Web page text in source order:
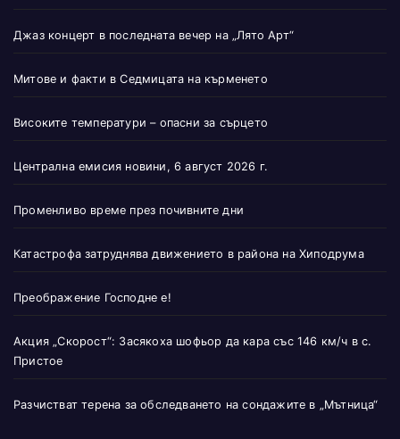
Джаз концерт в последната вечер на „Лято Арт“
Митове и факти в Седмицата на кърменето
Високите температури – опасни за сърцето
Централна емисия новини, 6 август 2026 г.
Променливо време през почивните дни
Катастрофа затруднява движението в района на Хиподрума
Преображение Господне е!
Акция „Скорост“: Засякоха шофьор да кара със 146 км/ч в с.
Пристое
Разчистват терена за обследването на сондажите в „Мътница“